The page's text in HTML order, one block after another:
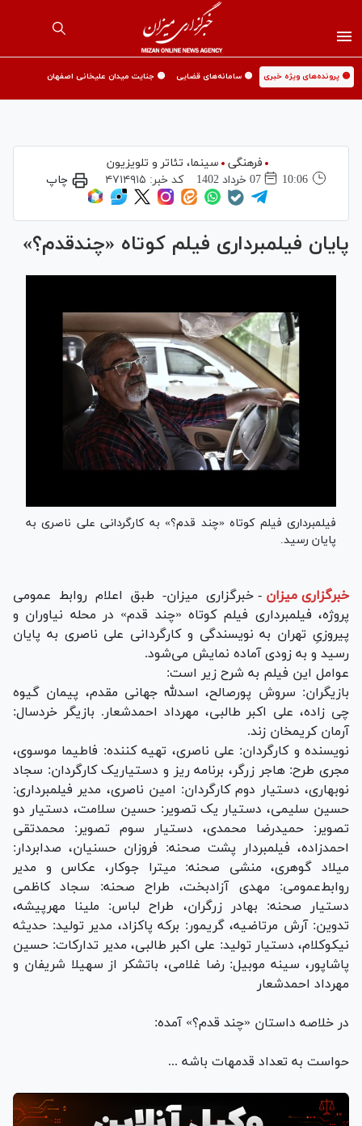
🟡 پرونده‌های ویژه خبری 🟡 سامانه‌های قضایی 🟡 جنایت میدان علیخانی اصفهان
فرهنگی
سینما،‌ تئاتر و تلویزیون
10:06
07 خرداد 1402 کد خبر: ۴۷۱۴۹۱۵ چاپ
پایان فیلمبرداری فیلم کوتاه «چندقدم؟»
فیلمبرداری فیلم کوتاه «چند قدم؟» به کارگردانی علی ناصری به
پایان رسید.
خبرگزاری میزان - خبرگزاری میزان- طبق اعلام روابط عمومی
پروژه، فیلمبرداری فیلم کوتاه «چند قدم» در محله نیاوران و
پیروزیِ تهران به نویسندگی و کارگردانی علی ناصری به پایان
رسید و به زودی آماده نمایش می‌شود.
عوامل این فیلم به شرح زیر است:
بازیگران: سروش پورصالح، اسدلله جهانی مقدم، پیمان گیوه
چی زاده، علی اکبر طالبی، مهرداد احمدشعار. بازیگر خردسال:
آرمان کریمخان زند.
نویسنده و کارگردان: علی ناصری، تهیه کننده: فاطیما موسوی،
مجری طرح: هاجر زرگر، برنامه ریز و دستیاریک کارگردان: سجاد
نوبهاری، دستیار دوم کارگردان: امین ناصری، مدیر فیلمبرداری:
حسین سلیمی، دستیار یک تصویر: حسین سلامت، دستیار دو
تصویر: حمیدرضا محمدی، دستیار سوم تصویر: محمدتقی
احمدزاده، فیلمبردار پشت صحنه: فروزان حسنیان، صدابردار:
میلاد گوهری، منشی صحنه: میترا جوکار، عکاس و مدیر
روابط‌عمومی: مهدی آزادبخت، طراح صحنه: سجاد کاظمی
دستیار صحنه: بهادر زرگران، طراح لباس: ملینا مهرپیشه،
تدوین: آرش مرتاضیه، گریمور: برکه پاکزاد، مدیر تولید: حدیثه
نیکوکلام، دستیار تولید: علی اکبر طالبی، مدیر تدارکات: حسین
پاشاپور، سینه موبیل: رضا غلامی، باتشکر از سهیلا شریفان و
مهرداد احمدشعار
در خلاصه داستان «چند قدم؟» آمده:
حواست به تعداد قدمهات باشه ...